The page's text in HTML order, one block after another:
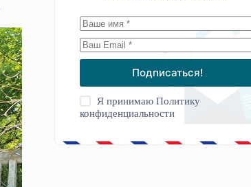
Подписаться!
Я принимаюПолитику
конфиденциальности